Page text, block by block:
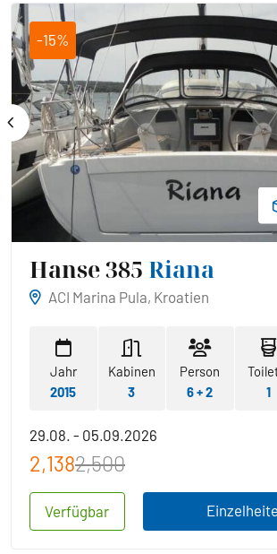
-15%
Hanse 385 Riana
ACI Marina Pula, Kroatien
Jahr
2015
Kabinen
3
Person
6 + 2
1
Verfügbar
29.08. - 05.09.2026
2,1382,500